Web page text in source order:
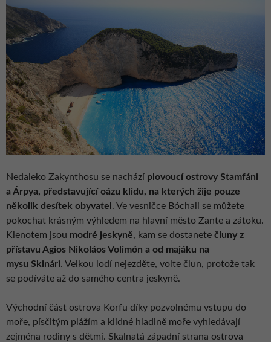
Nedaleko Zakynthosu se nachází plovoucí ostrovy Stamfáni
a Árpya, představující oázu klidu, na kterých žije pouze
několik desítek obyvatel . Ve vesničce Bóchali se můžete
pokochat krásným výhledem na hlavní město Zante a zátoku.
Klenotem jsou modré jeskyně, kam se dostanete čluny z
přístavu Agios Nikoláos Volimón a od majáku na
mysu Skinári. Velkou lodí nejezděte, volte člun, protože tak
se podíváte až do samého centra jeskyně.
Východní část ostrova Korfu díky pozvolnému vstupu do
moře, písčitým plážím a klidné hladině moře vyhledávají
zejména rodiny s dětmi. Skalnatá západní strana ostrova